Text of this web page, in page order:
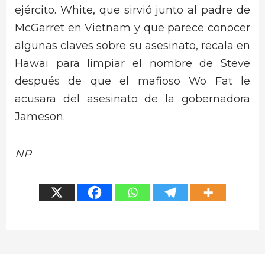
ejército. White, que sirvió junto al padre de
McGarret en Vietnam y que parece conocer
algunas claves sobre su asesinato, recala en
Hawai para limpiar el nombre de Steve
después de que el mafioso Wo Fat le
acusara del asesinato de la gobernadora
Jameson.
NP